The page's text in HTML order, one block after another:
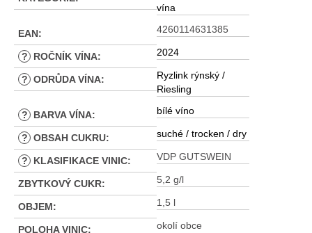
vína
EAN: 4260114631385
? ROČNÍK VÍNA: 2024
? ODRŮDA VÍNA:
Ryzlink rýnský /
Riesling
? BARVA VÍNA: bílé víno
? OBSAH CUKRU: suché / trocken / dry
? KLASIFIKACE VINIC: VDP GUTSWEIN
ZBYTKOVÝ CUKR: 5,2 g/l
OBJEM: 1,5 l
POLOHA VINIC:
okolí obce